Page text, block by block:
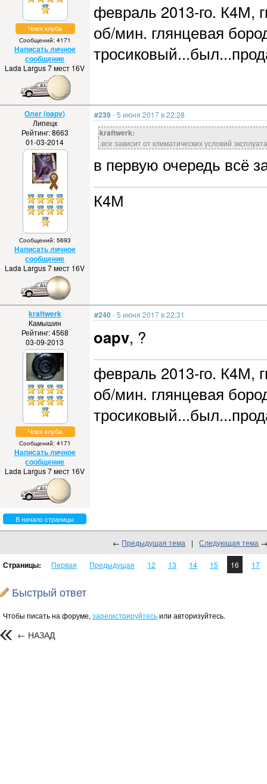
Член клуба
Сообщений: 4171
Написать личное
сообщение
Lada Largus 7 мест 16V
февраль 2013-го. К4М,
об/мин. глянцевая
Олег (oapv)
Липецк
Рейтинг: 8663
01-03-2014
Сообщений: 5693
Написать личное
сообщение
Lada Largus 7 мест 16V
#239- 5 июня 2017 в 22:28
kraftwerk:
.все зависит от климатических условий
в первую очередь всё
К4М
kraftwerk
Камышин
Рейтинг: 4568
03-09-2013
Член клуба
Сообщений: 4171
Написать личное
сообщение
Lada Largus 7 мест 16V
#240- 5 июня 2017 в 22:31
oapv, ?
февраль 2013-го. К4М,
об/мин. глянцевая
В начало страницы
← Предыдущая тема | Следующая тема
Страницы: Первая Предыдущая 12 13 14 15 16 17
Быстрый ответ
Чтобы писать на форуме, зарегистрируйтесьили авторизуйтесь.
← НАЗАД